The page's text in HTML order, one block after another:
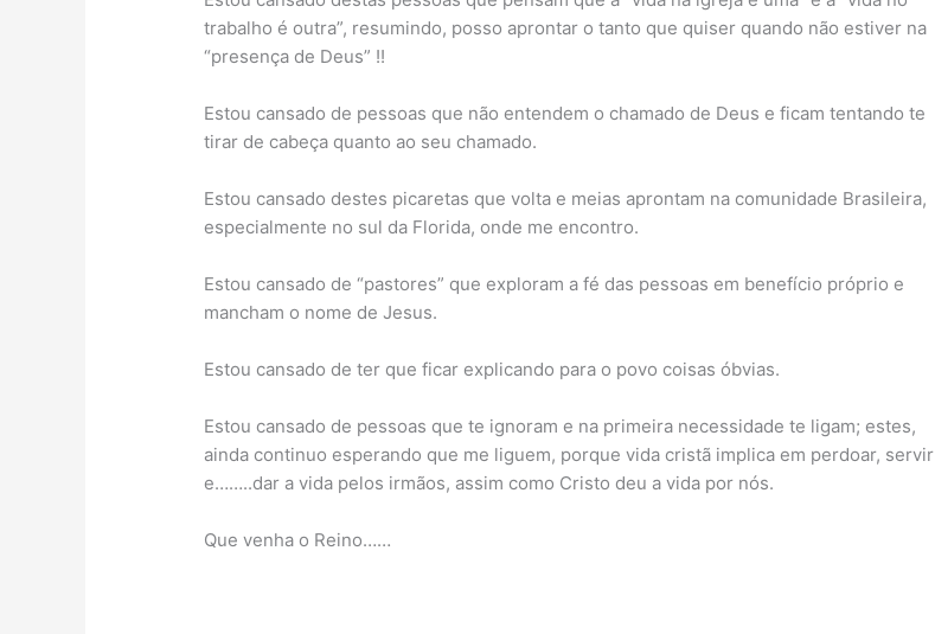
trabalho é outra”, resumindo, posso aprontar o tanto que quiser quando não estiver na
“presença de Deus” !!
Estou cansado de pessoas que não entendem o chamado de Deus e ficam tentando te
tirar de cabeça quanto ao seu chamado.
Estou cansado destes picaretas que volta e meias aprontam na comunidade Brasileira,
especialmente no sul da Florida, onde me encontro.
Estou cansado de “pastores” que exploram a fé das pessoas em benefício próprio e
mancham o nome de Jesus.
Estou cansado de ter que ficar explicando para o povo coisas óbvias.
Estou cansado de pessoas que te ignoram e na primeira necessidade te ligam; estes,
ainda continuo esperando que me liguem, porque vida cristã implica em perdoar, servir
e……..dar a vida pelos irmãos, assim como Cristo deu a vida por nós.
Que venha o Reino……